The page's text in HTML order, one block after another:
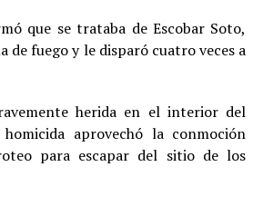
que se trataba de Escobar Soto,
de fuego y le disparó cuatro veces a
herida en el interior del
aprovechó la conmoción
para escapar del sitio de los